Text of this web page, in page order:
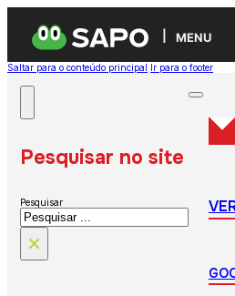
MENU
Saltar para o conteúdo principal Ir para o footer
Pesquisar no site
Pesquisar
×